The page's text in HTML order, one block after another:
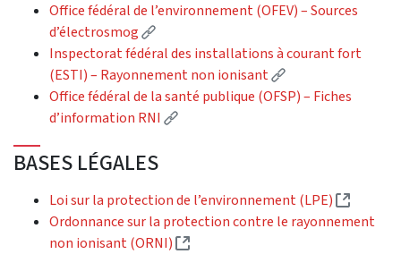
Office fédéral de l’environnement (OFEV) – Sources
d’électrosmog
(External link)
Inspectorat fédéral des installations à courant fort
(ESTI) – Rayonnement non ionisant
(External link)
Office fédéral de la santé publique (OFSP) – Fiches
d’information RNI
(External link)
BASES LÉGALES
Loi sur la protection de l’environnement (LPE)
Ordonnance sur la protection contre le rayonnement
non ionisant (ORNI)
(External link)